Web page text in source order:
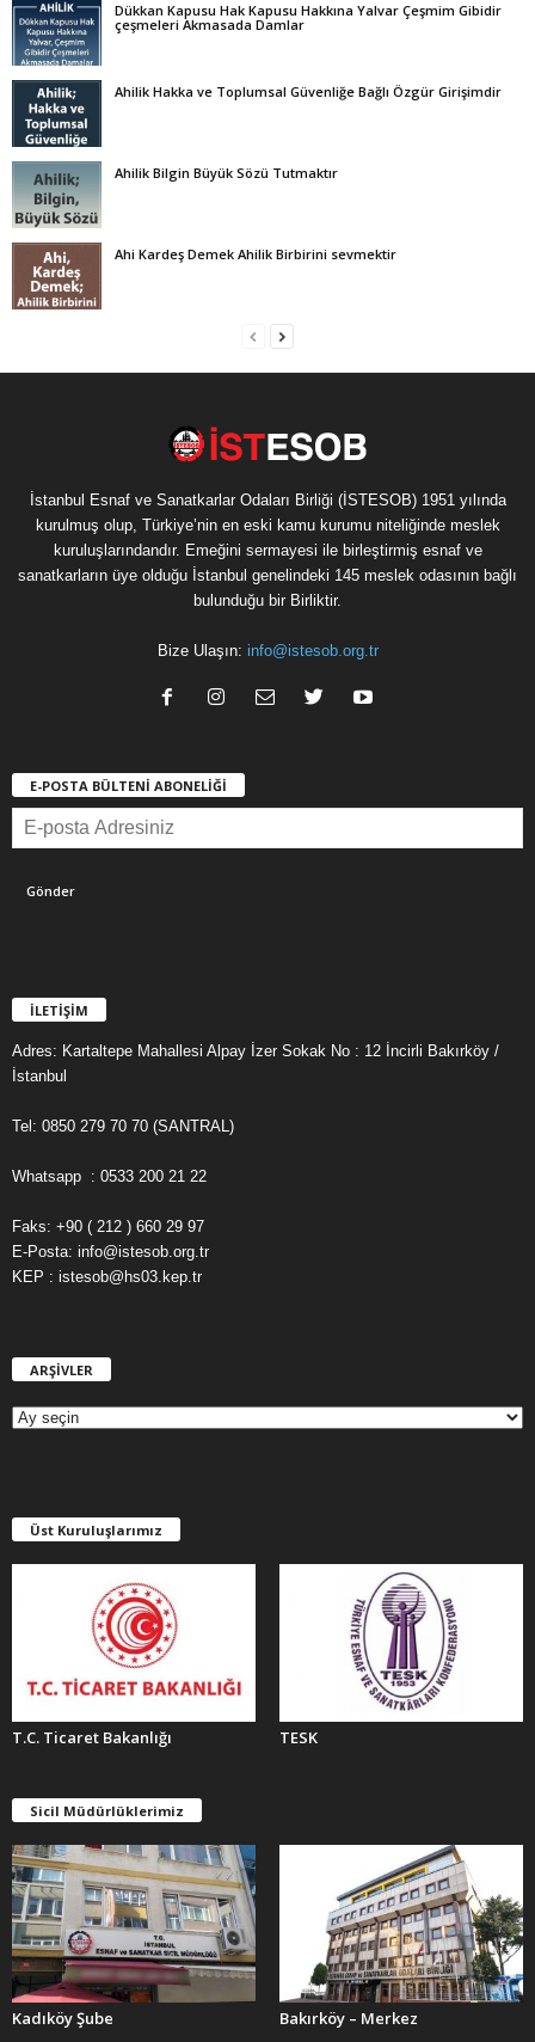
Dükkan Kapusu Hak Kapusu Hakkına Yalvar Çeşmim Gibidir
çeşmeleri Akmasada Damlar
Ahilik Hakka ve Toplumsal Güvenliğe Bağlı Özgür Girişimdir
Ahilik Bilgin Büyük Sözü Tutmaktır
Ahi Kardeş Demek Ahilik Birbirini sevmektir
İstanbul Esnaf ve Sanatkarlar Odaları Birliği (İSTESOB) 1951 yılında
kurulmuş olup, Türkiye’nin en eski kamu kurumu niteliğinde meslek
kuruluşlarındandır. Emeğini sermayesi ile birleştirmiş esnaf ve
sanatkarların üye olduğu İstanbul genelindeki 145 meslek odasının bağlı
bulunduğu bir Birliktir.
Bize Ulaşın: info@istesob.org.tr
E-POSTA BÜLTENİ ABONELİĞİ
İLETİŞİM
Adres: Kartaltepe Mahallesi Alpay İzer Sokak No : 12 İncirli Bakırköy /
İstanbul
Tel: 0850 279 70 70 (SANTRAL)
Whatsapp : 0533 200 21 22
Faks: +90 ( 212 ) 660 29 97
E-Posta: info@istesob.org.tr
KEP : istesob@hs03.kep.tr
ARŞİVLER
E
R
Üst Kuruluşlarımız
T.C. Ticaret Bakanlığı TESK
Sicil Müdürlüklerimiz
Kadıköy Şube Bakırköy – Merkez